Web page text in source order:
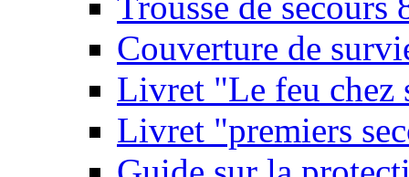
Couverture de
Livret "Le feu chez
Livret "premiers